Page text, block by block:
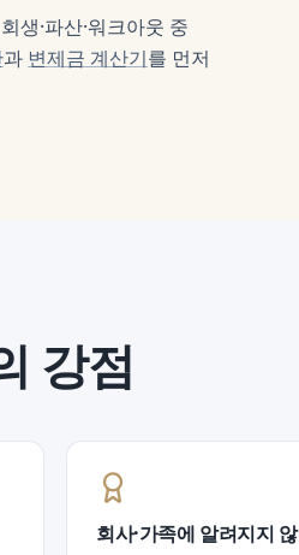
생·파산·워크아웃 중
과 변제금 계산기를 먼저
강점
회사·가족에 알려지지